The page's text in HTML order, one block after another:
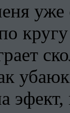
уже